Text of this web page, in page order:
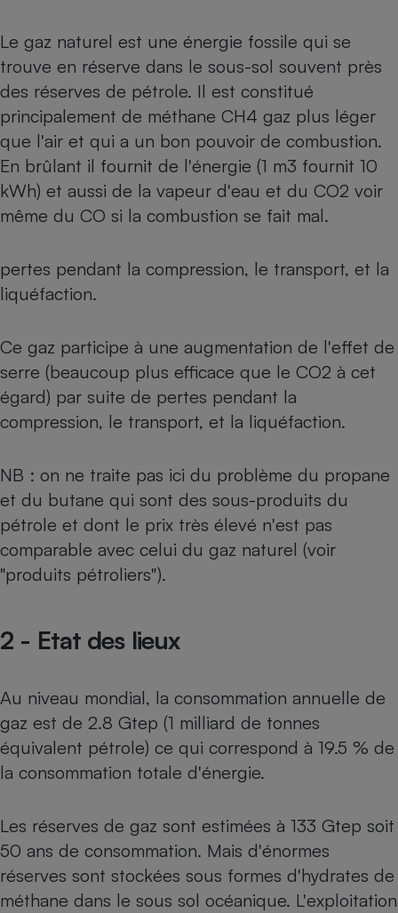
Le gaz naturel est une énergie fossile qui se
trouve en réserve dans le sous-sol souvent près
des réserves de pétrole. Il est constitué
principalement de méthane CH4 gaz plus léger
que l'air et qui a un bon pouvoir de combustion.
En brûlant il fournit de l'énergie (1 m3 fournit 10
kWh) et aussi de la vapeur d'eau et du CO2 voir
même du CO si la combustion se fait mal.
pertes pendant la compression, le transport, et la
liquéfaction.
Ce gaz participe à une augmentation de l'effet de
serre (beaucoup plus efficace que le CO2 à cet
égard) par suite de pertes pendant la
compression, le transport, et la liquéfaction.
NB : on ne traite pas ici du problème du propane
et du butane qui sont des sous-produits du
pétrole et dont le prix très élevé n'est pas
comparable avec celui du gaz naturel (voir
"produits pétroliers").
2 - Etat des lieux
Au niveau mondial, la consommation annuelle de
gaz est de 2.8 Gtep (1 milliard de tonnes
équivalent pétrole) ce qui correspond à 19.5 % de
la consommation totale d'énergie.
Les réserves de gaz sont estimées à 133 Gtep soit
50 ans de consommation. Mais d'énormes
réserves sont stockées sous formes d'hydrates de
méthane dans le sous sol océanique. L'exploitation
Complément
alimentaire
bouteille
Assurance emprunteur
Plaque de cuisson à
Cafetière à expressos
Téléphone mobile -
Smartphone
Matelas
Radiateur électrique
Climatiseur -
Ventilateur
Mutuelle